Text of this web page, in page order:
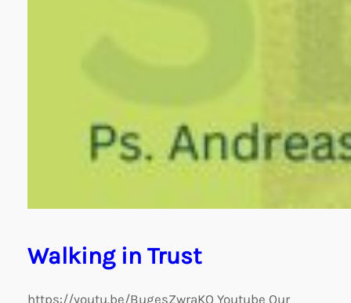
Walking in Trust
https://youtu.be/BugesZwraKQ Youtube Our